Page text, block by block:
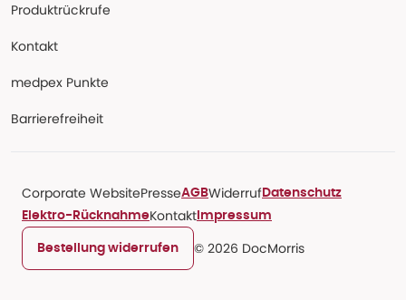
Produktrückrufe
Kontakt
medpex Punkte
Barrierefreiheit
Corporate WebsitePresseAGBWiderruf Datenschutz
Elektro-RücknahmeKontakt Impressum
Bestellung widerrufen © 2026 DocMorris